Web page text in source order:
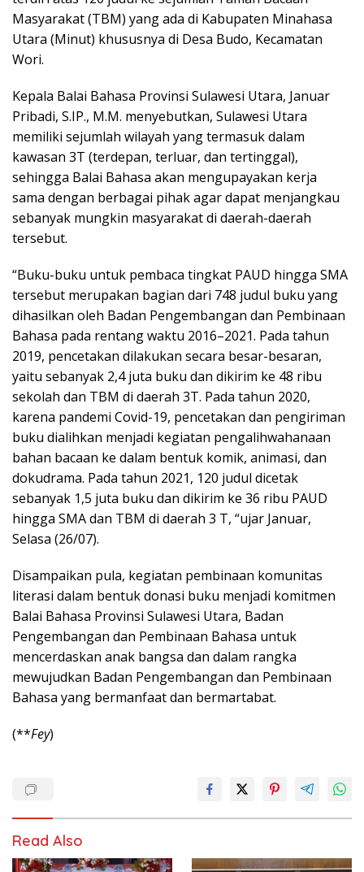
Masyarakat (TBM) yang ada di Kabupaten Minahasa
Utara (Minut) khususnya di Desa Budo, Kecamatan
Wori.
Kepala Balai Bahasa Provinsi Sulawesi Utara, Januar
Pribadi, S.IP., M.M. menyebutkan, Sulawesi Utara
memiliki sejumlah wilayah yang termasuk dalam
kawasan 3T (terdepan, terluar, dan tertinggal),
sehingga Balai Bahasa akan mengupayakan kerja
sama dengan berbagai pihak agar dapat menjangkau
sebanyak mungkin masyarakat di daerah-daerah
tersebut.
“Buku-buku untuk pembaca tingkat PAUD hingga SMA
tersebut merupakan bagian dari 748 judul buku yang
dihasilkan oleh Badan Pengembangan dan Pembinaan
Bahasa pada rentang waktu 2016–2021. Pada tahun
2019, pencetakan dilakukan secara besar-besaran,
yaitu sebanyak 2,4 juta buku dan dikirim ke 48 ribu
sekolah dan TBM di daerah 3T. Pada tahun 2020,
karena pandemi Covid-19, pencetakan dan pengiriman
buku dialihkan menjadi kegiatan pengalihwahanaan
bahan bacaan ke dalam bentuk komik, animasi, dan
dokudrama. Pada tahun 2021, 120 judul dicetak
sebanyak 1,5 juta buku dan dikirim ke 36 ribu PAUD
hingga SMA dan TBM di daerah 3 T, “ujar Januar,
Selasa (26/07).
Disampaikan pula, kegiatan pembinaan komunitas
literasi dalam bentuk donasi buku menjadi komitmen
Balai Bahasa Provinsi Sulawesi Utara, Badan
Pengembangan dan Pembinaan Bahasa untuk
mencerdaskan anak bangsa dan dalam rangka
mewujudkan Badan Pengembangan dan Pembinaan
Bahasa yang bermanfaat dan bermartabat.
(**Fey)
Read Also